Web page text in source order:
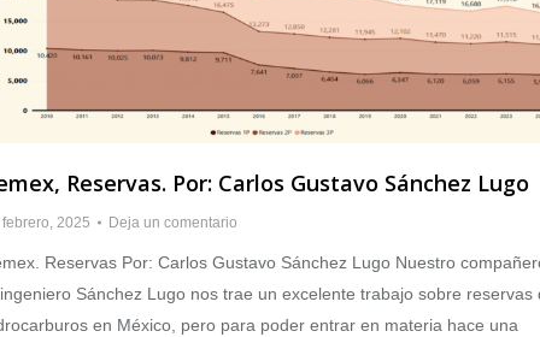
Reservas. Por: Carlos Gustavo Sánchez Lugo
2025 Deja un comentario
Reservas Por: Carlos Gustavo Sánchez Lugo Nuestro
Sánchez Lugo nos trae un excelente trabajo sobre reservas
en México, pero para poder entrar en materia hace una